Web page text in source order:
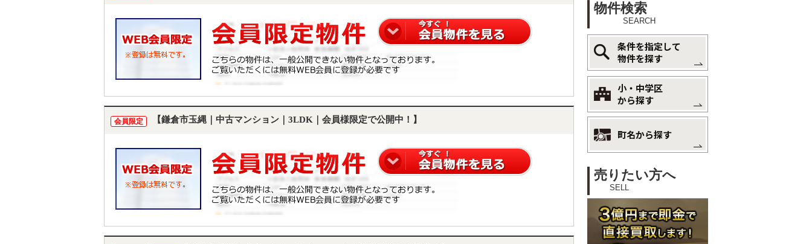
会員限定 【鎌倉市玉縄｜中古マンション｜3LDK｜会員様限定で公開中！】
物件検索
SEARCH
条件を指定して
物件を探す
小・中学区
から探す
町名から探す
売りたい方へ
SELL